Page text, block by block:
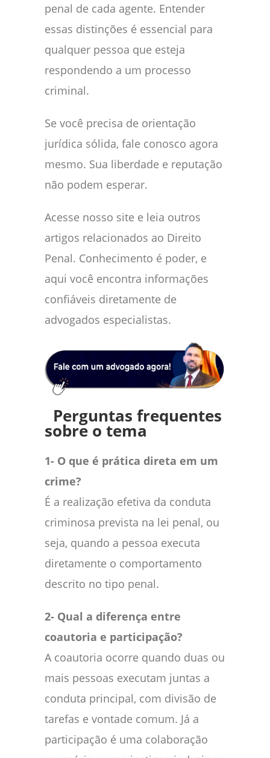
penal de cada agente. Entender
essas distinções é essencial para
qualquer pessoa que esteja
respondendo a um processo
criminal.
Se você precisa de orientação
jurídica sólida, fale conosco agora
mesmo. Sua liberdade e reputação
não podem esperar.
Acesse nosso site e leia outros
artigos relacionados ao Direito
Penal. Conhecimento é poder, e
aqui você encontra informações
confiáveis diretamente de
advogados especialistas.
Perguntas frequentes
sobre o tema
1- O que é prática direta em um
crime?
É a realização efetiva da conduta
criminosa prevista na lei penal, ou
seja, quando a pessoa executa
diretamente o comportamento
descrito no tipo penal.
2- Qual a diferença entre
coautoria e participação?
A coautoria ocorre quando duas ou
mais pessoas executam juntas a
conduta principal, com divisão de
tarefas e vontade comum. Já a
participação é uma colaboração